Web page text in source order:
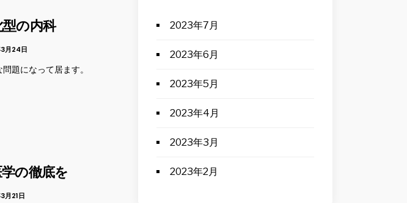
の内科
月24日
題になって居ます。
の徹底を
月21日
2023年7月
2023年6月
2023年5月
2023年4月
2023年3月
2023年2月